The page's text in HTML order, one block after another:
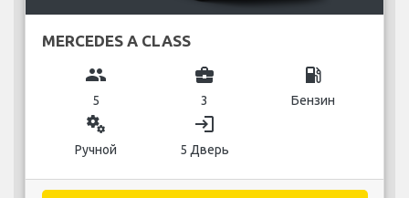
MERCEDES A CLASS
group
5
business_center
3
local_gas_station
Бензин
miscellaneous_services
Ручной
login
5 Дверь